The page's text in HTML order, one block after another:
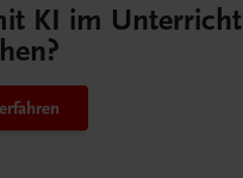
KI im Unterricht